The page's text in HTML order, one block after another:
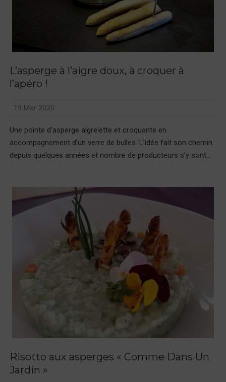
L’asperge à l’aigre doux, à croquer à
l’apéro !
19 Mar 2020
Une pointe d’asperge aigrelette et croquante en
accompagnement d’un verre de bulles. L’idée fait son chemin
depuis quelques années et nombre de producteurs s’y sont...
Risotto aux asperges « Comme Dans Un
Jardin »